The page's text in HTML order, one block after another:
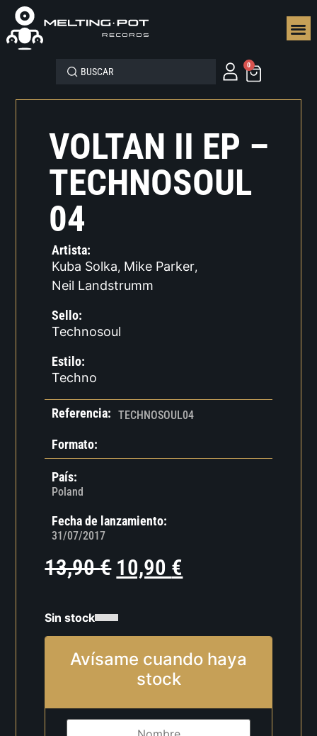
0
VOLTAN II EP –
TECHNOSOUL
04
Artista:
Kuba Solka, Mike Parker,
Neil Landstrumm
Sello:
Technosoul
Estilo:
Techno
Referencia: TECHNOSOUL04
Formato:
País:
Poland
Fecha de lanzamiento:
31/07/2017
13,90€ 10,90 €
Sin stock
Avísame cuando haya
stock